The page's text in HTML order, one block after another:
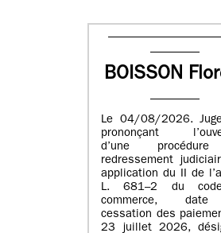
BOISSON
Le 04/08/2026.
prononçant
d’une
redressement
application du II de
L. 681–2 du
commerce,
cessation des
23 juillet 2026,